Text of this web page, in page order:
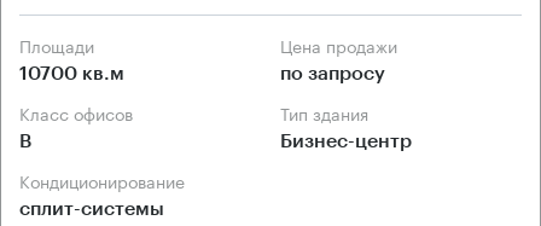
Площади
10700 кв.м
Цена продажи
по запросу
Класс офисов
B
Тип здания
Бизнес-центр
Кондиционирование
сплит-системы